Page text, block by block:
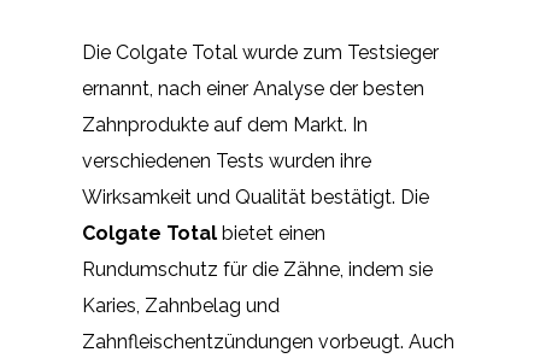
Die Colgate Total wurde zum Testsieger
ernannt, nach einer Analyse der besten
Zahnprodukte auf dem Markt. In
verschiedenen Tests wurden ihre
Wirksamkeit und Qualität bestätigt. Die
Colgate Total bietet einen
Rundumschutz für die Zähne, indem sie
Karies, Zahnbelag und
Zahnfleischentzündungen vorbeugt. Auch